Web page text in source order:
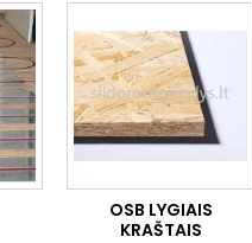
OSB LYGIAIS
KRAŠTAIS